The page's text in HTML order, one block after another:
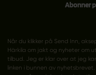
Abonner
Når du klikker på Send Inn,
Härkila om jakt og nyheter om
tilbud. Jeg er klar over at jeg
linken i bunnen av